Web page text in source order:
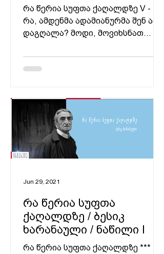
რა წერია სუფთა ქაღალდზე V -
რა, ამდენმა ადამიანურმა შენ არ
დაგღალა? მოდი, მოვიხსნათ
წმინდა არის შენი...
რა წერია სუფთა
ქაღალდზე / ბესიკ
ხარანაული / ნაწილი I
რა წერია სუფთა ქაღალდზე ***
Jun 29, 2021